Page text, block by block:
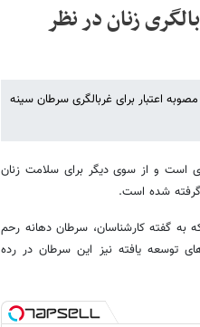
غربالگری زنان در نظر
اعتبار برای غربالگری سرطان سینه
است و از سوی دیگر برای سلامت زنان
گرفته شده است.
به گفته کارشناسان، سرطان دهانه رحم
کشورهای توسعه یافته نیز این سرطان در رده